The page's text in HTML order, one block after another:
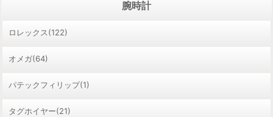
腕時計
ロレックス(122)
オメガ(64)
パテックフィリップ(1)
タグホイヤー(21)